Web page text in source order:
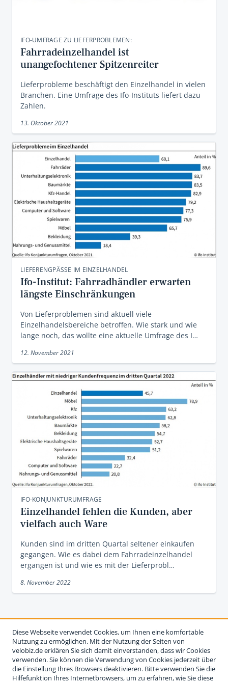
IFO-UMFRAGE ZU LIEFERPROBLEMEN:
Fahrradeinzelhandel ist
unangefochtener Spitzenreiter
Lieferprobleme beschäftigt den Einzelhandel in vielen
Branchen. Eine Umfrage des Ifo-Instituts liefert dazu
Zahlen.
13. Oktober 2021
LIEFERENGPÄSSE IM EINZELHANDEL
Ifo-Institut: Fahrradhändler erwarten
längste Einschränkungen
Von Lieferproblemen sind aktuell viele
Einzelhandelsbereiche betroffen. Wie stark und wie
lange noch, das wollte eine aktuelle Umfrage des I…
12. November 2021
IFO-KONJUNKTURUMFRAGE
Einzelhandel fehlen die Kunden, aber
vielfach auch Ware
Kunden sind im dritten Quartal seltener einkaufen
gegangen. Wie es dabei dem Fahrradeinzelhandel
ergangen ist und wie es mit der Lieferprobl…
8. November 2022
Diese Webseite verwendet Cookies, um Ihnen eine komfortable
Nutzung zu ermöglichen. Mit der Nutzung der Seiten von
velobiz.de erklären Sie sich damit einverstanden, dass wir Cookies
verwenden. Sie können die Verwendung von Cookies jederzeit über
die Einstellung Ihres Browsers deaktivieren. Bitte verwenden Sie die
Hilfefunktion Ihres Internetbrowsers, um zu erfahren, wie Sie diese